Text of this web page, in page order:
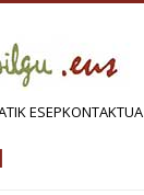
ESEPKONTAKTUA